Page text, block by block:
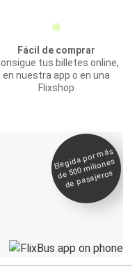
Fácil de comprar
tus billetes online,
en nuestra app o en una
Flixshop
Elegida por
más
de 500
millones
de pasajeros